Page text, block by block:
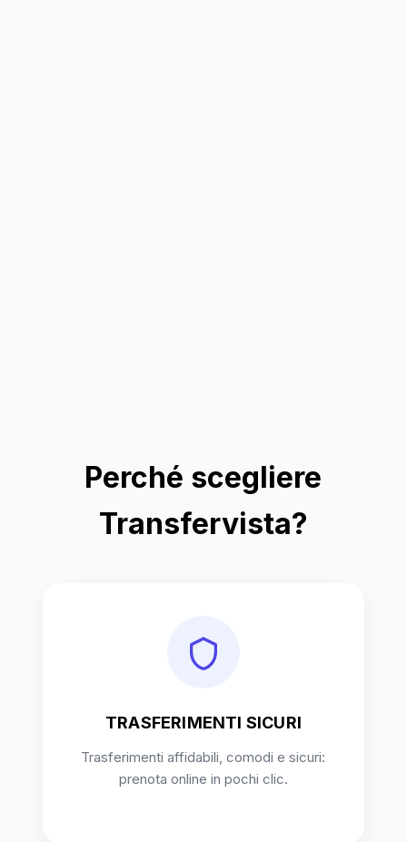
Perché scegliere
Transfervista?
TRASFERIMENTI SICURI
Trasferimenti affidabili, comodi e sicuri:
prenota online in pochi clic.